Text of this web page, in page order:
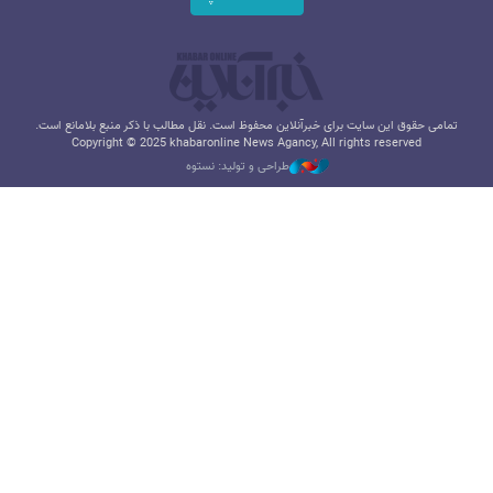
تمامی حقوق این سایت برای خبرآنلاین محفوظ است. نقل مطالب با ذکر منبع بلامانع است.
Copyright © 2025 khabaronline News Agancy, All rights reserved
طراحی و تولید: نستوه